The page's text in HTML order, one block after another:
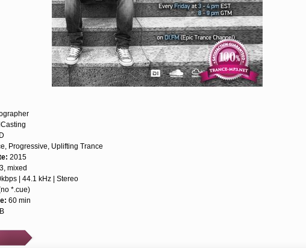
Progressive, Uplifting Trance
2015
mixed
| 44.1 kHz | Stereo
*.cue)
60 min